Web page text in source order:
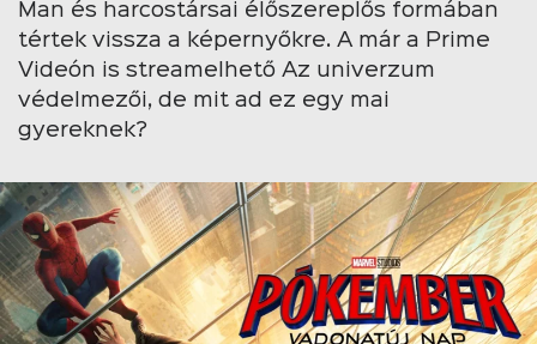
Man és harcostársai élőszereplős formában
tértek vissza a képernyőkre. A már a Prime
Videón is streamelhető Az univerzum
védelmezői, de mit ad ez egy mai
gyereknek?